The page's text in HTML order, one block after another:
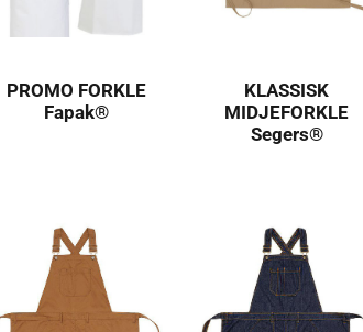
PROMO FORKLE
Fapak®
KLASSISK
MIDJEFORKLE
Segers®